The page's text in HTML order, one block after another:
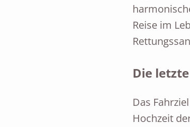
Reise im
Die
Das
Hochzeit